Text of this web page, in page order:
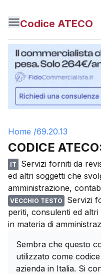
Codice ATECO
Home /69.20.13
CODICE
IT
Servizi forniti da
ed altri soggetti che
amministrazione,
VECCHIO TESTO
Servizi
periti, consulenti ed
in materia di
Sembra che questo
utilizzato come
azienda in Italia. Si